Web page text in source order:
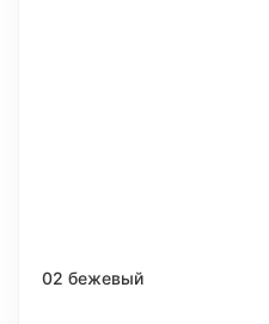
02 бежевый